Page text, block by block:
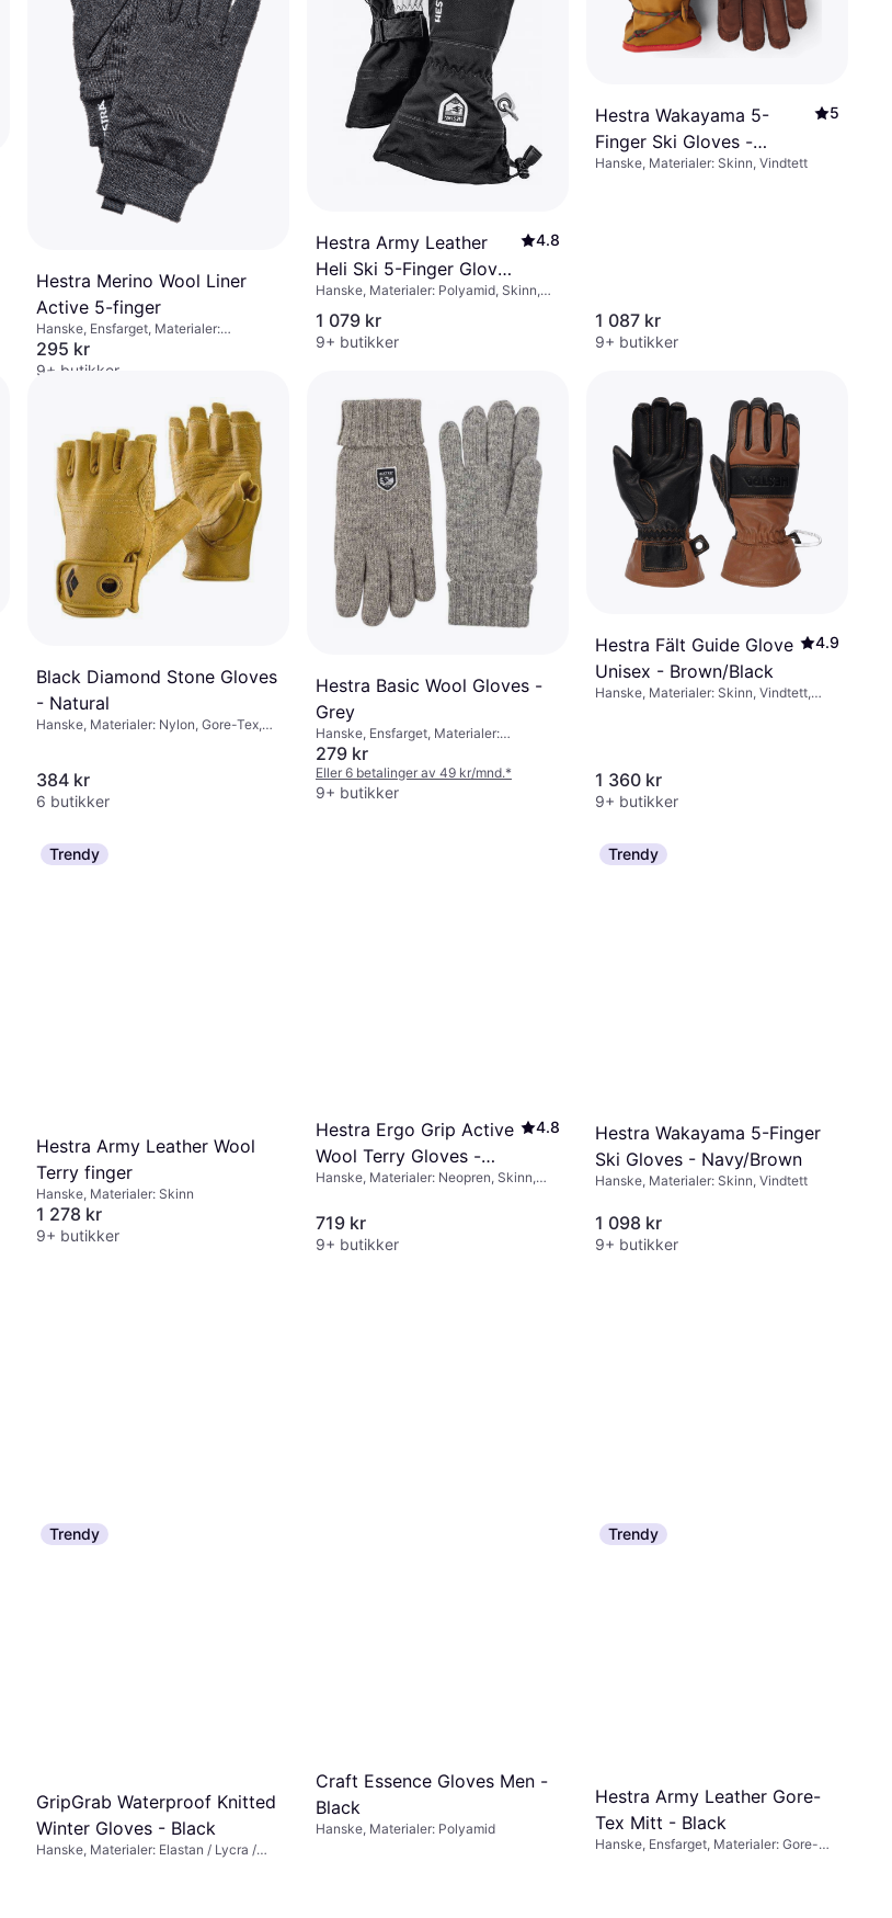
Hestra Merino Wool Liner
Active 5-finger
Hanske, Ensfarget, Materialer:
Merinoull, Polyamid
295 kr
9+ butikker
Hestra Army Leather
Heli Ski 5-Finger Gloves
- Black
4.8
Hanske, Materialer: Polyamid, Skinn,
Pustende, Slitesterkt
1 079 kr
9+ butikker
Hestra Wakayama 5-
Finger Ski Gloves -
Cork/Brown
5
Hanske, Materialer: Skinn, Vindtett
1 087 kr
9+ butikker
Black Diamond Stone Gloves
- Natural
Hanske, Materialer: Nylon, Gore-Tex,
Slitesterkt, Vanntett
384 kr
6 butikker
Hestra Basic Wool Gloves -
Grey
Hanske, Ensfarget, Materialer:
Polyamid, Ull, Pustende
279 kr
Eller 6 betalinger av 49 kr/mnd.*
9+ butikker
Hestra Fält Guide Glove
Unisex - Brown/Black
4.9
Hanske, Materialer: Skinn, Vindtett,
1 360 kr
9+ butikker
Trendy
Hestra Army Leather Wool
Terry finger
Hanske, Materialer: Skinn
1 278 kr
9+ butikker
Hestra Ergo Grip Active
Wool Terry Gloves -
Dark Forest/Black price
4.8
Hanske, Materialer: Neopren, Skinn,
719 kr
9+ butikker
Trendy
Hestra Wakayama 5-Finger
Ski Gloves - Navy/Brown
Hanske, Materialer: Skinn, Vindtett
1 098 kr
9+ butikker
Trendy
GripGrab Waterproof Knitted
Winter Gloves - Black
Hanske, Materialer: Elastan / Lycra /
Craft Essence Gloves Men -
Black
Hanske, Materialer: Polyamid
Trendy
Hestra Army Leather Gore-
Tex Mitt - Black
Hanske, Ensfarget, Materialer: Gore-